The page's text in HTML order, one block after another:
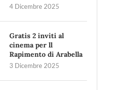
4 Dicembre 2025
Gratis 2 inviti al
cinema per ll
Rapimento di Arabella
3 Dicembre 2025